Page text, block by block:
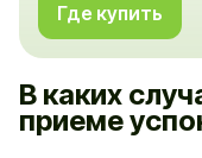
Где купить
В каких
приеме